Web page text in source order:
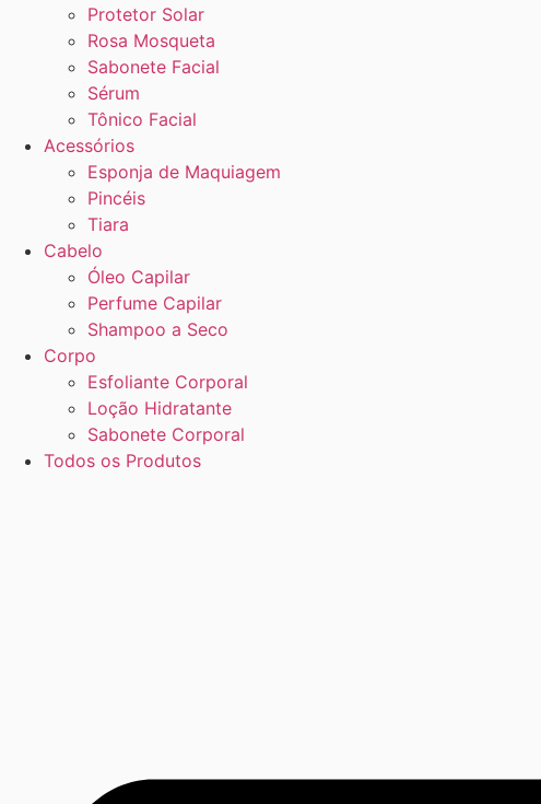
Protetor Solar
Rosa Mosqueta
Sabonete Facial
Sérum
Tônico Facial
Acessórios
Esponja de Maquiagem
Pincéis
Tiara
Cabelo
Óleo Capilar
Perfume Capilar
Shampoo a Seco
Corpo
Esfoliante Corporal
Loção Hidratante
Sabonete Corporal
Todos os Produtos